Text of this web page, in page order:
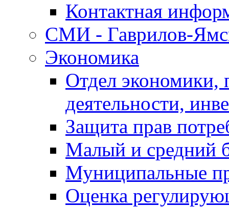
Контактная
СМИ - Гаврилов-
Экономика
Отдел экономики,
деятельности,
Защита прав
Малый и средний
Муниципальные
Оценка